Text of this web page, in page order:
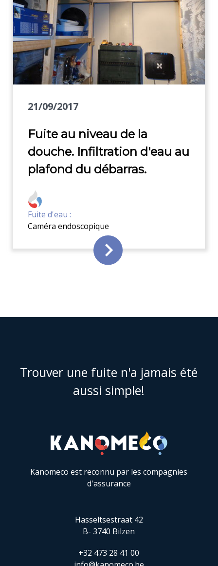
21/09/2017
Fuite au niveau de la
douche. Infiltration d'eau au
plafond du débarras.
Fuite d'eau :
Caméra endoscopique
Trouver une fuite n'a jamais été
aussi simple!
Kanomeco est reconnu par les compagnies
d'assurance
Hasseltsestraat 42
B- 3740 Bilzen
+32 473 28 41 00